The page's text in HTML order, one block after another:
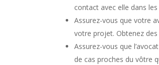
contact avec elle dans
Assurez-vous que votre
votre projet. Obtenez
Assurez-vous que
de cas proches du vôtre